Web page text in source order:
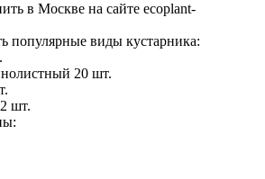
в Москве на сайте ecoplant-
популярные виды кустарника:
20 шт.
шт.